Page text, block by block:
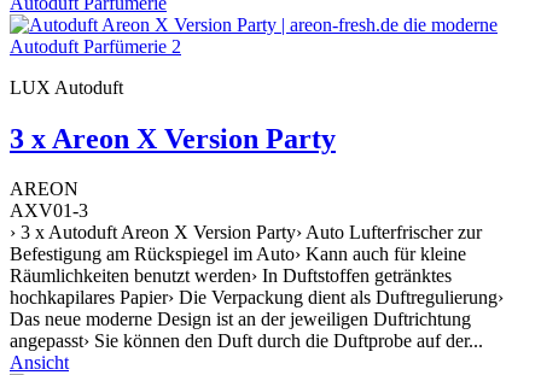
LUX Autoduft
3 x Areon X Version Party
AREON
AXV01-3
› 3 x Autoduft Areon X Version Party› Auto Lufterfrischer zur
Befestigung am Rückspiegel im Auto› Kann auch für kleine
Räumlichkeiten benutzt werden› In Duftstoffen getränktes
hochkapilares Papier› Die Verpackung dient als Duftregulierung›
Das neue moderne Design ist an der jeweiligen Duftrichtung
angepasst› Sie können den Duft durch die Duftprobe auf der...
Ansicht